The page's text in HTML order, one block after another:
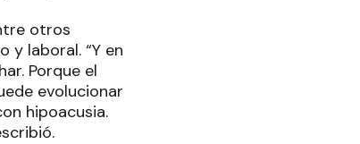
otros
y laboral. “Y en
Porque el
evolucionar
hipoacusia.